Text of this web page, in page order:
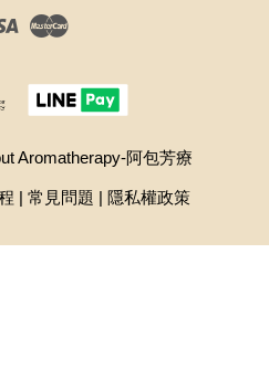
Visa
Aromatherapy-阿包芳療
| 常見問題 | 隱私權政策